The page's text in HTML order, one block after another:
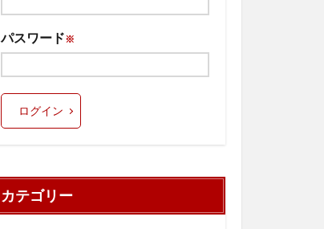
パスワード※
ログイン
カテゴリー